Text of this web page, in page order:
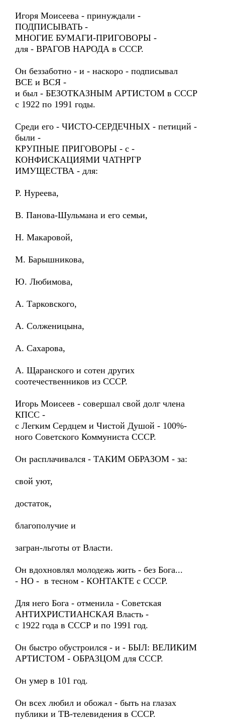
Игоря Моисеева - принуждали -
ПОДПИСЫВАТЬ -
МНОГИЕ БУМАГИ-ПРИГОВОРЫ -
для - ВРАГОВ НАРОДА в СССР.
Он беззаботно - и - наскоро - подписывал
ВСЕ и ВСЯ -
и был - БЕЗОТКАЗНЫМ АРТИСТОМ в СССР
с 1922 по 1991 годы.
Среди его - ЧИСТО-СЕРДЕЧНЫХ - петиций -
были -
КРУПНЫЕ ПРИГОВОРЫ - с -
КОНФИСКАЦИЯМИ ЧАТНРГР
ИМУЩЕСТВА - для:
Р. Нуреева,
В. Панова-Шульмана и его семьи,
Н. Макаровой,
М. Барышникова,
Ю. Любимова,
А. Тарковского,
А. Солженицына,
А. Сахарова,
А. Щаранского и сотен других
соотечественников из СССР.
Игорь Моисеев - совершал свой долг члена
КПСС -
с Легким Сердцем и Чистой Душой - 100%-
ного Советского Коммуниста СССР.
Он расплачивался - ТАКИМ ОБРАЗОМ - за:
свой уют,
достаток,
благополучие и
загран-льготы от Власти.
Он вдохновлял молодежь жить - без Бога...
- НО - в тесном - КОНТАКТЕ с СССР.
Для него Бога - отменила - Советская
АНТИХРИСТИАНСКАЯ Власть -
с 1922 года в СССР и по 1991 год.
Он быстро обустроился - и - БЫЛ: ВЕЛИКИМ
АРТИСТОМ - ОБРАЗЦОМ для СССР.
Он умер в 101 год.
Он всех любил и обожал - быть на глазах
публики и ТВ-телевидения в СССР.